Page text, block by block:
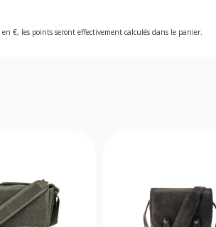
€, les points seront effectivement calculés dans le panier.